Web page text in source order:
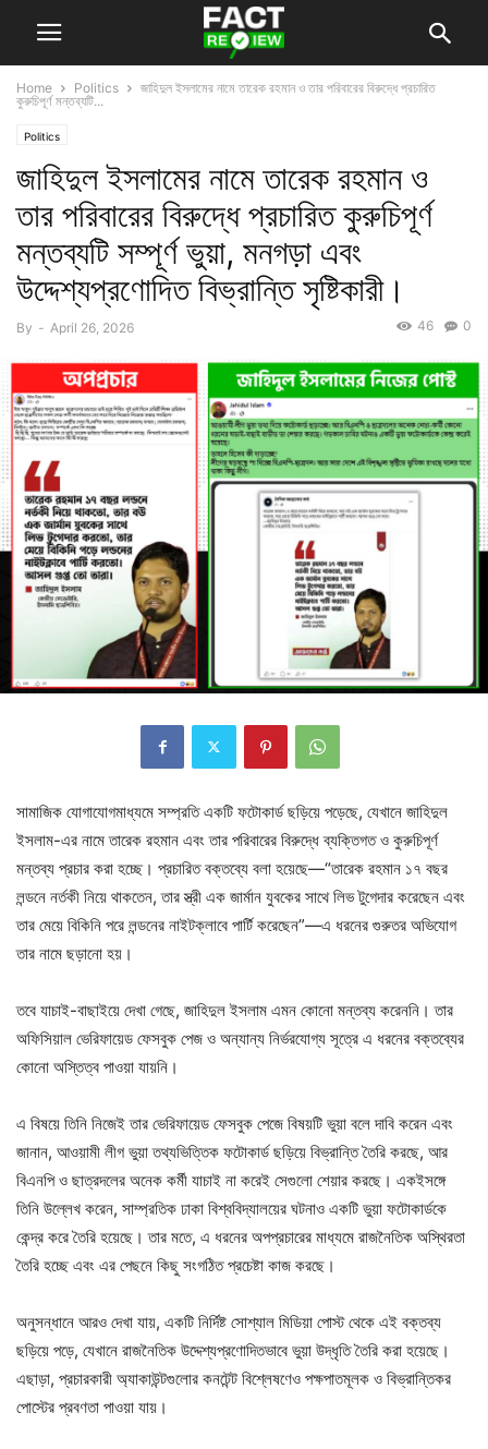
Home Politics
জাহিদুল ইসলামের নামে তারেক রহমান ও তার পরিবারের বিরুদ্ধে প্রচারিত
কুরুচিপূর্ণ মন্তব্যটি...
Politics
জাহিদুল ইসলামের নামে তারেক রহমান ও
তার পরিবারের বিরুদ্ধে প্রচারিত কুরুচিপূর্ণ
মন্তব্যটি সম্পূর্ণ ভুয়া, মনগড়া এবং
উদ্দেশ্যপ্রণোদিত বিভ্রান্তি সৃষ্টিকারী।
By - April 26, 2026 0
46
সামাজিক যোগাযোগমাধ্যমে সম্প্রতি একটি ফটোকার্ড ছড়িয়ে পড়েছে, যেখানে জাহিদুল
ইসলাম-এর নামে তারেক রহমান এবং তার পরিবারের বিরুদ্ধে ব্যক্তিগত ও কুরুচিপূর্ণ
মন্তব্য প্রচার করা হচ্ছে। প্রচারিত বক্তব্যে বলা হয়েছে—“তারেক রহমান ১৭ বছর
লন্ডনে নর্তকী নিয়ে থাকতেন, তার স্ত্রী এক জার্মান যুবকের সাথে লিভ টুগেদার করেছেন এবং
তার মেয়ে বিকিনি পরে লন্ডনের নাইটক্লাবে পার্টি করেছেন”—এ ধরনের গুরুতর অভিযোগ
তার নামে ছড়ানো হয়।
তবে যাচাই-বাছাইয়ে দেখা গেছে, জাহিদুল ইসলাম এমন কোনো মন্তব্য করেননি। তার
অফিসিয়াল ভেরিফায়েড ফেসবুক পেজ ও অন্যান্য নির্ভরযোগ্য সূত্রে এ ধরনের বক্তব্যের
কোনো অস্তিত্ব পাওয়া যায়নি।
এ বিষয়ে তিনি নিজেই তার ভেরিফায়েড ফেসবুক পেজে বিষয়টি ভুয়া বলে দাবি করেন এবং
জানান, আওয়ামী লীগ ভুয়া তথ্যভিত্তিক ফটোকার্ড ছড়িয়ে বিভ্রান্তি তৈরি করছে, আর
বিএনপি ও ছাত্রদলের অনেক কর্মী যাচাই না করেই সেগুলো শেয়ার করছে। একইসঙ্গে
তিনি উল্লেখ করেন, সাম্প্রতিক ঢাকা বিশ্ববিদ্যালয়ের ঘটনাও একটি ভুয়া ফটোকার্ডকে
কেন্দ্র করে তৈরি হয়েছে। তার মতে, এ ধরনের অপপ্রচারের মাধ্যমে রাজনৈতিক অস্থিরতা
তৈরি হচ্ছে এবং এর পেছনে কিছু সংগঠিত প্রচেষ্টা কাজ করছে।
অনুসন্ধানে আরও দেখা যায়, একটি নির্দিষ্ট সোশ্যাল মিডিয়া পোস্ট থেকে এই বক্তব্য
ছড়িয়ে পড়ে, যেখানে রাজনৈতিক উদ্দেশ্যপ্রণোদিতভাবে ভুয়া উদ্ধৃতি তৈরি করা হয়েছে।
এছাড়া, প্রচারকারী অ্যাকাউন্টগুলোর কনটেন্ট বিশ্লেষণেও পক্ষপাতমূলক ও বিভ্রান্তিকর
পোস্টের প্রবণতা পাওয়া যায়।